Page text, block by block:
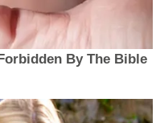
By The Bible